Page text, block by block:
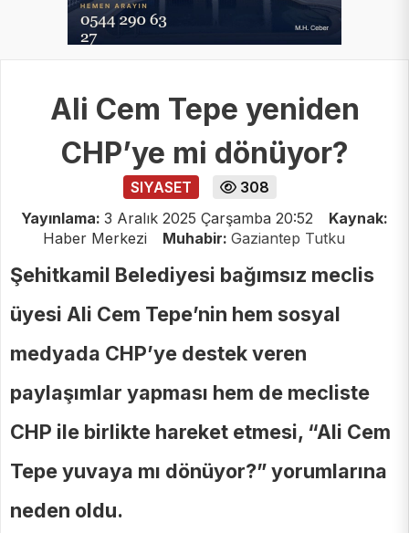
Ali Cem Tepe yeniden
CHP’ye mi dönüyor?
SIYASET
308
Yayınlama: 3 Aralık 2025 Çarşamba 20:52
Kaynak:
Haber Merkezi
Muhabir: Gaziantep Tutku
Şehitkamil Belediyesi bağımsız meclis
üyesi Ali Cem Tepe’nin hem sosyal
medyada CHP’ye destek veren
paylaşımlar yapması hem de mecliste
CHP ile birlikte hareket etmesi, “Ali Cem
Tepe yuvaya mı dönüyor?” yorumlarına
neden oldu.